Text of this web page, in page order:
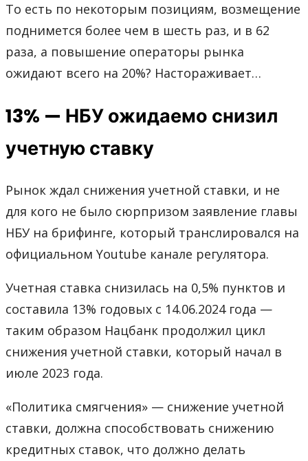
То есть по некоторым позициям, возмещение
поднимется более чем в шесть раз, и в 62
раза, а повышение операторы рынка
ожидают всего на 20%? Настораживает…
13% — НБУ ожидаемо снизил
учетную ставку
Рынок ждал снижения учетной ставки, и не
для кого не было сюрпризом заявление главы
НБУ на брифинге, который транслировался на
официальном Youtube канале регулятора.
Учетная ставка снизилась на 0,5% пунктов и
составила 13% годовых с 14.06.2024 года —
таким образом Нацбанк продолжил цикл
снижения учетной ставки, который начал в
июле 2023 года.
«Политика смягчения» — снижение учетной
ставки, должна способствовать снижению
кредитных ставок, что должно делать